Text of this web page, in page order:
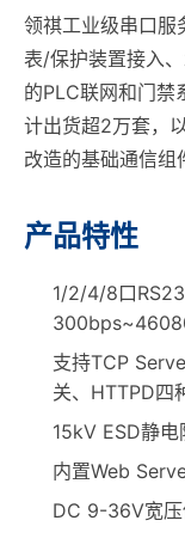
领祺工业级串口服
表/保护装置接入
的PLC联网和门禁
计出货超2万套，
改造的基础通信组
产品特性
1/2/4/8口
支持TCP
关、HTTPD四
15kV ESD静
内置Web
DC 9-36V宽压